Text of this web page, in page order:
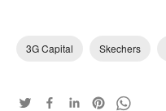
3G Capital Skechers